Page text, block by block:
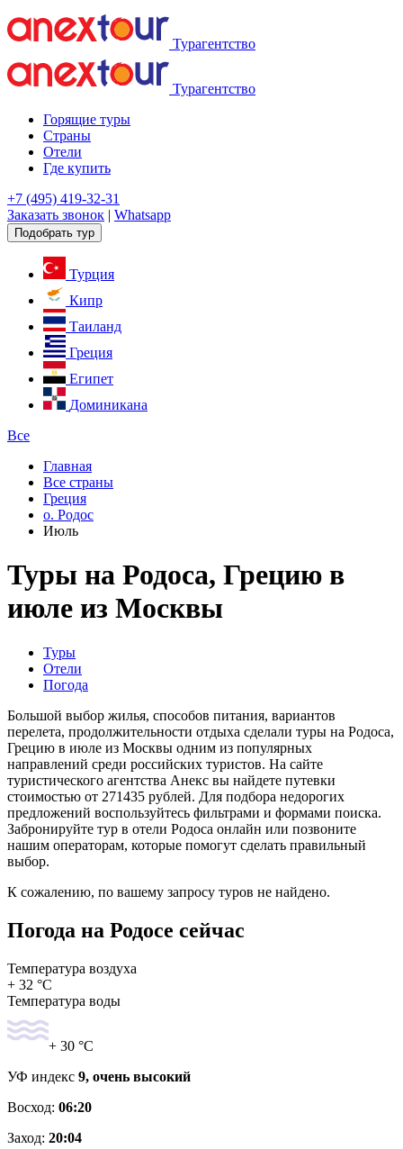
Турагентство
Турагентство
Горящие туры
Страны
Отели
Где купить
+7 (495) 419-32-31
Заказать звонок | Whatsapp
Подобрать тур
Турция
Кипр
Таиланд
Греция
Египет
Доминикана
Все
Главная
Все страны
Греция
о. Родос
Июль
Туры на Родоса, Грецию в
июле из Москвы
Туры
Отели
Погода
Большой выбор жилья, способов питания, вариантов
перелета, продолжительности отдыха сделали туры на Родоса,
Грецию в июле из Москвы одним из популярных
направлений среди российских туристов. На сайте
туристического агентства Анекс вы найдете путевки
стоимостью от 271435 рублей. Для подбора недорогих
предложений воспользуйтесь фильтрами и формами поиска.
Забронируйте тур в отели Родоса онлайн или позвоните
нашим операторам, которые помогут сделать правильный
выбор.
К сожалению, по вашему запросу туров не найдено.
Погода на Родосе сейчас
Температура воздуха
+ 32 °C
Температура воды
+ 30 °C
УФ индекс 9, очень высокий
Восход: 06:20
Заход: 20:04